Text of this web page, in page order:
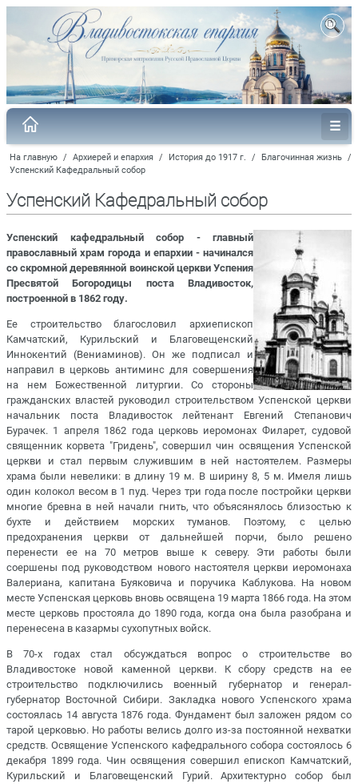
На главную / Архиерей и епархия / История до 1917 г. / Благочинная жизнь /
Успенский Кафедральный собор
Успенский Кафедральный собор
Успенский кафедральный собор - главный
православный храм города и епархии - начинался
со скромной деревянной воинской церкви Успения
Пресвятой Богородицы поста Владивосток,
построенной в 1862 году.
Ее строительство благословил архиепископ
Камчатский, Курильский и Благовещенский
Иннокентий (Вениаминов). Он же подписал и
направил в церковь антиминс для совершения
на нем Божественной литургии. Со стороны
гражданских властей руководил строительством Успенской церкви
начальник поста Владивосток лейтенант Евгений Степанович
Бурачек. 1 апреля 1862 года церковь иеромонах Филарет, судовой
священник корвета "Гридень", совершил чин освящения Успенской
церкви и стал первым служившим в ней настоятелем. Размеры
храма были невелики: в длину 19 м. В ширину 8, 5 м. Имеля лишь
один колокол весом в 1 пуд. Через три года после постройки церкви
многие бревна в ней начали гнить, что объясянялось близостью к
бухте и действием морских туманов. Поэтому, с целью
предохранения церкви от дальнейшей порчи, было решено
перенести ее на 70 метров выше к северу. Эти работы были
соершены под руководством нового настоятеля церкви иеромонаха
Валериана, капитана Буяковича и поручика Каблукова. На новом
месте Успенская церковь вновь освящена 19 марта 1866 года. На этом
месте церковь простояла до 1890 года, когда она была разобрана и
перенесена в казармы сухопутных войск.
В 70-х годах стал обсуждаться вопрос о строительстве во
Владивостоке новой каменной церкви. К сбору средств на ее
строительство подключились военный губернатор и генерал-
губернатор Восточной Сибири. Закладка нового Успенского храма
состоялась 14 августа 1876 года. Фундамент был заложен рядом со
тарой церковью. Но работы велись долго из-за постоянной нехватки
средств. Освящение Успенского кафедрального собора состоялось 6
декабря 1899 года. Чин освящения совершил епископ Камчатский,
Курильский и Благовещенский Гурий. Архитектурно собор был